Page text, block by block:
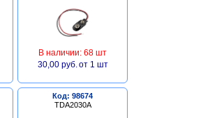
В наличии: 68 шт
30,00 руб. от 1 шт
Код: 98674
TDA2030A